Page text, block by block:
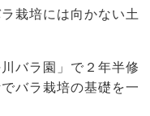
栽培には向かない土
バラ園」で２年半修
バラ栽培の基礎を一